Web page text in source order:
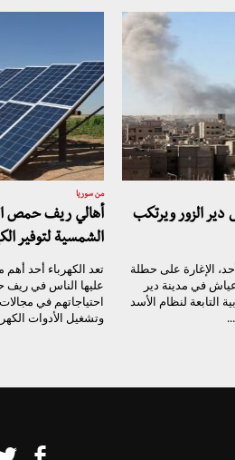
الزور ويرتكب
الإغارة على حطلة
في مدينة دير
التابعة لنظام الأسد
من سوريا
أهالي ريف حمص
الشمسية لتوفير
تعد الكهرباء أحد أهم
عليها الناس في ريف
احتياجاتهم في
وتشغيل الأدوات